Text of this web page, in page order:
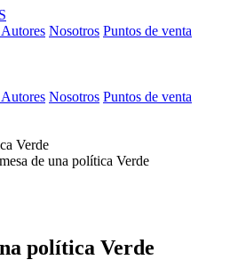
Autores Nosotros Puntos de venta
Autores Nosotros Puntos de venta
política Verde